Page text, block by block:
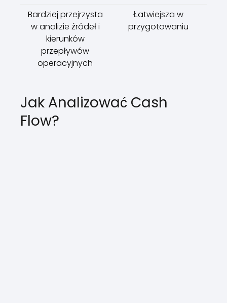
Bardziej przejrzysta
w analizie źródeł i
kierunków
przepływów
operacyjnych
Łatwiejsza w
przygotowaniu
Jak Analizować Cash
Flow?